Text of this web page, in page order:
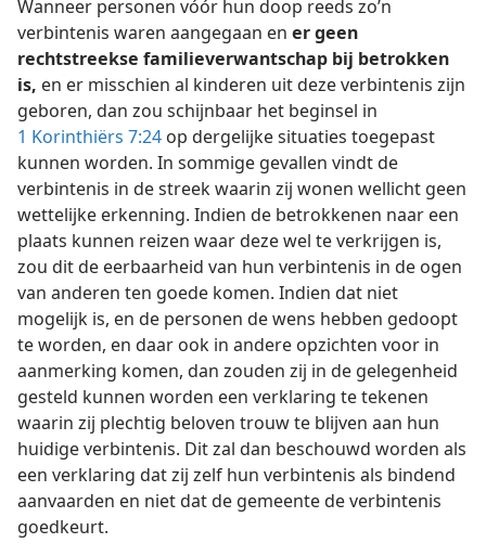
Wanneer personen vóór hun doop reeds zo’n
verbintenis waren aangegaan en er geen
rechtstreekse familieverwantschap bij betrokken
is, en er misschien al kinderen uit deze verbintenis zijn
geboren, dan zou schijnbaar het beginsel in
1 Korinthiërs 7:24 op dergelijke situaties toegepast
kunnen worden. In sommige gevallen vindt de
verbintenis in de streek waarin zij wonen wellicht geen
wettelijke erkenning. Indien de betrokkenen naar een
plaats kunnen reizen waar deze wel te verkrijgen is,
zou dit de eerbaarheid van hun verbintenis in de ogen
van anderen ten goede komen. Indien dat niet
mogelijk is, en de personen de wens hebben gedoopt
te worden, en daar ook in andere opzichten voor in
aanmerking komen, dan zouden zij in de gelegenheid
gesteld kunnen worden een verklaring te tekenen
waarin zij plechtig beloven trouw te blijven aan hun
huidige verbintenis. Dit zal dan beschouwd worden als
een verklaring dat zij zelf hun verbintenis als bindend
aanvaarden en niet dat de gemeente de verbintenis
goedkeurt.